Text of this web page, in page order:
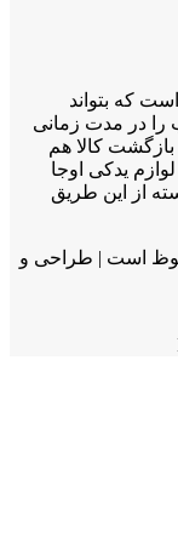
که بتواند
را در مدت زمانی
کالا هم
یدکی اوجا
از این طریق
است | طراحی و